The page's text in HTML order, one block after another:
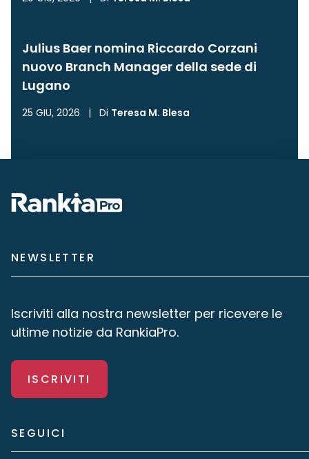
Julius Baer nomina Riccardo Corzani
nuovo Branch Manager della sede di
Lugano
25 GIU, 2026 | Di Teresa M. Blesa
NEWSLETTER
Iscriviti alla nostra newsletter per ricevere le
ultime notizie da RankiaPro.
ISCRIVITI
SEGUICI